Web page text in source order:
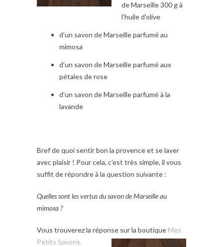
de Marseille 300 g à
l’huile d’olive
d’un savon de Marseille parfumé au
mimosa
d’un savon de Marseille parfumé aux
pétales de rose
d’un savon de Marseille parfumé à la
lavande
Bref de quoi sentir bon la provence et se laver
avec plaisir ! Pour cela, c’est très simple, il vous
suffit de répondre à la question suivante :
Quelles sont les vertus du savon de Marseille au
mimosa ?
Vous trouverez la réponse sur la boutique Mes
Petits Savons.